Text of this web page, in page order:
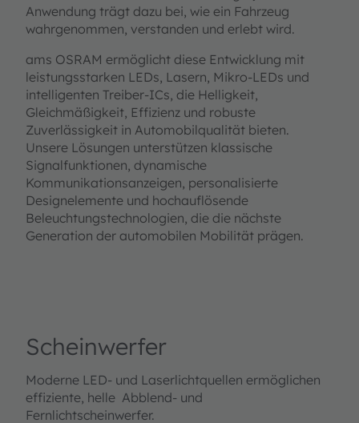
Anwendung trägt dazu bei, wie ein Fahrzeug
wahrgenommen, verstanden und erlebt wird.
ams OSRAM ermöglicht diese Entwicklung mit
leistungsstarken LEDs, Lasern, Mikro-LEDs und
intelligenten Treiber-ICs, die Helligkeit,
Gleichmäßigkeit, Effizienz und robuste
Zuverlässigkeit in Automobilqualität bieten.
Unsere Lösungen unterstützen klassische
Signalfunktionen, dynamische
Kommunikationsanzeigen, personalisierte
Designelemente und hochauflösende
Beleuchtungstechnologien, die die nächste
Generation der automobilen Mobilität prägen.
Scheinwerfer
Moderne LED- und Laserlichtquellen ermöglichen
effiziente, helle Abblend- und
Fernlichtscheinwerfer.